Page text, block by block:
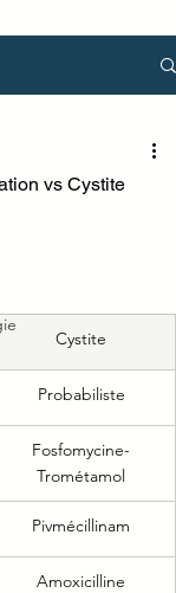
vs Cystite
Cystite
Probabiliste
Fosfomycine-
Trométamol
Pivmécillinam
Amoxicilline